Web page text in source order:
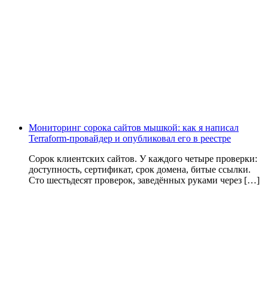
Мониторинг сорока сайтов мышкой: как я написал
Terraform-провайдер и опубликовал его в реестре
Сорок клиентских сайтов. У каждого четыре проверки:
доступность, сертификат, срок домена, битые ссылки.
Сто шестьдесят проверок, заведённых руками через […]